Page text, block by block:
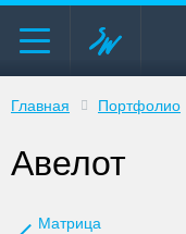
Главная Портфолио
Авелот
Матрица